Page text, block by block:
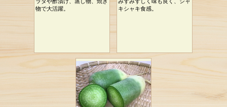
物で大活躍。
キシャキ食感。